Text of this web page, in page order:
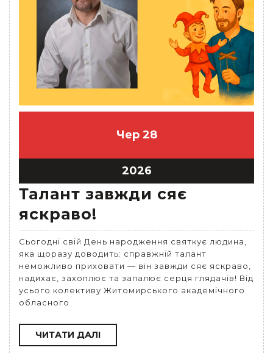
Чер 28
2026
Талант завжди сяє
яскраво!
Сьогодні свій День народження святкує людина,
яка щоразу доводить: справжній талант
неможливо приховати — він завжди сяє яскраво,
надихає, захоплює та запалює серця глядачів! Від
усього колективу Житомирського академічного
обласного
ЧИТАТИ ДАЛІЧИТАТИ
ДАЛІ